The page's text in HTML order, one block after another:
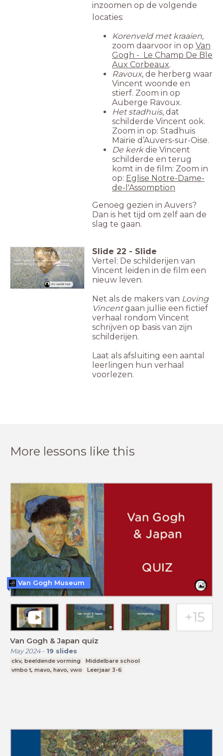
inzoomen op de volgende
locaties:
Korenveld met kraaien,
zoom daarvoor in op Van
Gogh - Le Champ De Ble
Aux Corbeaux.
Ravoux, de herberg waar
Vincent woonde en
stierf. Zoom in op
Auberge Ravoux.
Het stadhuis, dat
schilderde Vincent ook.
Zoom in op: Stadhuis
Mairie d’Auvers-sur-Oise.
De kerkdie Vincent
schilderde en terug
komt in de film: Zoom in
op: Eglise Notre-Dame-
de-l'Assomption
Genoeg gezien in Auvers?
Dan is het tijd om zelf aan de
slag te gaan.
Vincent & jij
Verzin met z'n drieën een kort verhaal rondom
Vincent op basis van drie van zijnschilderijen.
Zo werkt het:
Slide 22 - Slide
Vertel: De schilderijen van
Vincent leiden in de film een
nieuw leven.
Net als de makers van Loving
Vincentgaan jullie een fictief
verhaal rondom Vincent
schrijven op basis van zijn
schilderijen.
Laat als afsluiting een aantal
leerlingen hun verhaal
voorlezen.
More lessons like this
Van Gogh & Japan quiz
May 2024- 19 slides
ckv, beeldende vorming
Middelbare school
vmbo t, mavo, havo, vwo
Leerjaar 3-6
Van Gogh Museum